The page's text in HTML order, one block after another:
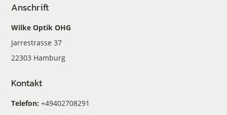
Anschrift
Wilke Optik OHG
Jarrestrasse 37
22303 Hamburg
Kontakt
Telefon:+49402708291